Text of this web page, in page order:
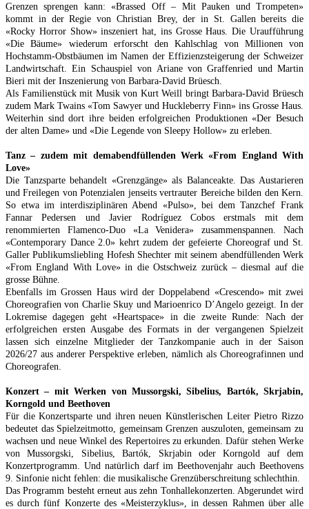
Grenzen sprengen kann: «Brassed Off – Mit Pauken und Trompeten»
kommt in der Regie von Christian Brey, der in St. Gallen bereits die
«Rocky Horror Show» inszeniert hat, ins Grosse Haus. Die Uraufführung
«Die Bäume» wiederum erforscht den Kahlschlag von Millionen von
Hochstamm-Obstbäumen im Namen der Effizienzsteigerung der Schweizer
Landwirtschaft. Ein Schauspiel von Ariane von Graffenried und Martin
Bieri mit der Inszenierung von Barbara-David Brüesch.
Als Familienstück mit Musik von Kurt Weill bringt Barbara-David Brüesch
zudem Mark Twains «Tom Sawyer und Huckleberry Finn» ins Grosse Haus.
Weiterhin sind dort ihre beiden erfolgreichen Produktionen «Der Besuch
der alten Dame» und «Die Legende von Sleepy Hollow» zu erleben.
Tanz – zudem mit demabendfüllenden Werk «From England With
Love»
Die Tanzsparte behandelt «Grenzgänge» als Balanceakte. Das Austarieren
und Freilegen von Potenzialen jenseits vertrauter Bereiche bilden den Kern.
So etwa im interdisziplinären Abend «Pulso», bei dem Tanzchef Frank
Fannar Pedersen und Javier Rodríguez Cobos erstmals mit dem
renommierten Flamenco-Duo «La Venidera» zusammenspannen. Nach
«Contemporary Dance 2.0» kehrt zudem der gefeierte Choreograf und St.
Galler Publikumsliebling Hofesh Shechter mit seinem abendfüllenden Werk
«From England With Love» in die Ostschweiz zurück – diesmal auf die
grosse Bühne.
Ebenfalls im Grossen Haus wird der Doppelabend «Crescendo» mit zwei
Choreografien von Charlie Skuy und Marioenrico D’Angelo gezeigt. In der
Lokremise dagegen geht «Heartspace» in die zweite Runde: Nach der
erfolgreichen ersten Ausgabe des Formats in der vergangenen Spielzeit
lassen sich einzelne Mitglieder der Tanzkompanie auch in der Saison
2026/27 aus anderer Perspektive erleben, nämlich als Choreografinnen und
Choreografen.
Konzert – mit Werken von Mussorgski, Sibelius, Bartók, Skrjabin,
Korngold und Beethoven
Für die Konzertsparte und ihren neuen Künstlerischen Leiter Pietro Rizzo
bedeutet das Spielzeitmotto, gemeinsam Grenzen auszuloten, gemeinsam zu
wachsen und neue Winkel des Repertoires zu erkunden. Dafür stehen Werke
von Mussorgski, Sibelius, Bartók, Skrjabin oder Korngold auf dem
Konzertprogramm. Und natürlich darf im Beethovenjahr auch Beethovens
9. Sinfonie nicht fehlen: die musikalische Grenzüberschreitung schlechthin.
Das Programm besteht erneut aus zehn Tonhallekonzerten. Abgerundet wird
es durch fünf Konzerte des «Meisterzyklus», in dessen Rahmen über alle